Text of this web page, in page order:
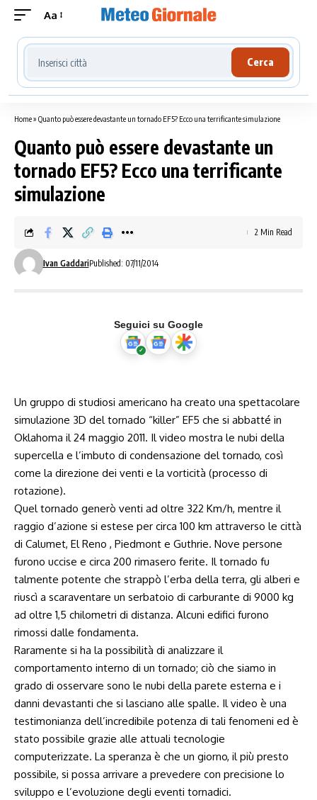
Aa
Cerca località meteo
Cerca
Home» Quanto può essere devastante un tornado EF5? Ecco una terrificante simulazione
Quanto può essere devastante un
tornado EF5? Ecco una terrificante
simulazione
Ivan GaddariPublished: 07/11/2014
2 Min Read
Seguici su Google
Un gruppo di studiosi americano ha creato una spettacolare
simulazione 3D del tornado “killer” EF5 che si abbatté in
Oklahoma il 24 maggio 2011. Il video mostra le nubi della
supercella e l’imbuto di condensazione del tornado, così
come la direzione dei venti e la vorticità (processo di
rotazione).
Quel tornado generò venti ad oltre 322 Km/h, mentre il
raggio d’azione si estese per circa 100 km attraverso le città
di Calumet, El Reno , Piedmont e Guthrie. Nove persone
furono uccise e circa 200 rimasero ferite. Il tornado fu
talmente potente che strappò l’erba della terra, gli alberi e
riuscì a scaraventare un serbatoio di carburante di 9000 kg
ad oltre 1,5 chilometri di distanza. Alcuni edifici furono
rimossi dalle fondamenta.
Raramente si ha la possibilità di analizzare il
comportamento interno di un tornado; ciò che siamo in
grado di osservare sono le nubi della parete esterna e i
danni devastanti che si lasciano alle spalle. Il video è una
testimonianza dell’incredibile potenza di tali fenomeni ed è
stato possibile grazie alle attuali tecnologie
computerizzate. La speranza è che un giorno, il più presto
possibile, si possa arrivare a prevedere con precisione lo
sviluppo e l’evoluzione degli eventi tornadici.